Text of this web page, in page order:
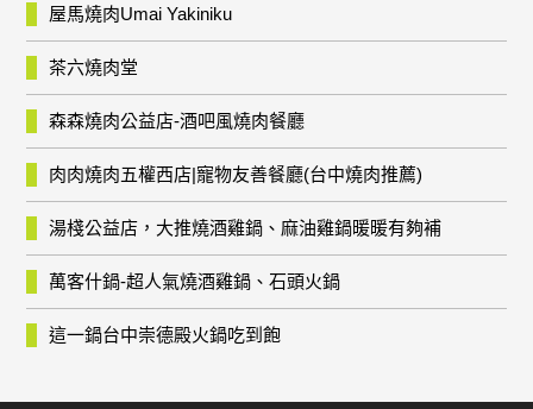
屋馬燒肉Umai Yakiniku
茶六燒肉堂
森森燒肉公益店-酒吧風燒肉餐廳
肉肉燒肉五權西店|寵物友善餐廳(台中燒肉推薦)
湯棧公益店，大推燒酒雞鍋、麻油雞鍋暖暖有夠補
萬客什鍋-超人氣燒酒雞鍋、石頭火鍋
這一鍋台中崇德殿火鍋吃到飽